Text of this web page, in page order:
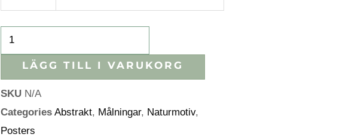
LÄGG TILL I VARUKORG
SKU N/A
Categories Abstrakt, Målningar, Naturmotiv,
Posters